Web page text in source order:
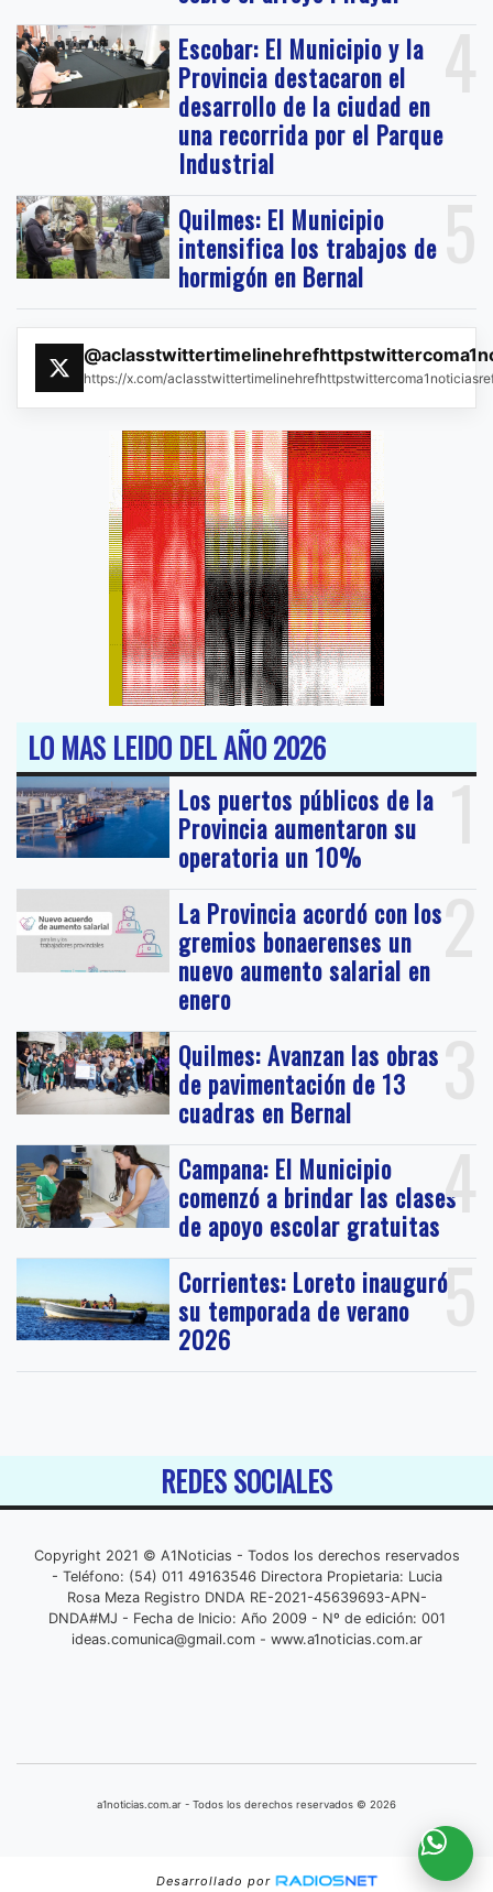
4
Escobar: El Municipio y la
Provincia destacaron el
desarrollo de la ciudad en
una recorrida por el Parque
Industrial
5
Quilmes: El Municipio
intensifica los trabajos de
hormigón en Bernal
https://x.com/
LO MAS LEIDO DEL AÑO 2026
1
Los puertos públicos de la
Provincia aumentaron su
operatoria un 10%
2
La Provincia acordó con los
gremios bonaerenses un
nuevo aumento salarial en
enero
3
Quilmes: Avanzan las obras
de pavimentación de 13
cuadras en Bernal
4
Campana: El Municipio
comenzó a brindar las clases
de apoyo escolar gratuitas
5
Corrientes: Loreto inauguró
su temporada de verano
2026
REDES SOCIALES
Copyright 2021 © A1Noticias - Todos los derechos reservados
- Teléfono: (54) 011 49163546 Directora Propietaria: Lucia
Rosa Meza Registro DNDA RE-2021-45639693-APN-
DNDA#MJ - Fecha de Inicio: Año 2009 - Nº de edición: 001
ideas.comunica@gmail.com- www.a1noticias.com.ar
a1noticias.com.ar - Todos los derechos reservados © 2026
Desarrollado por